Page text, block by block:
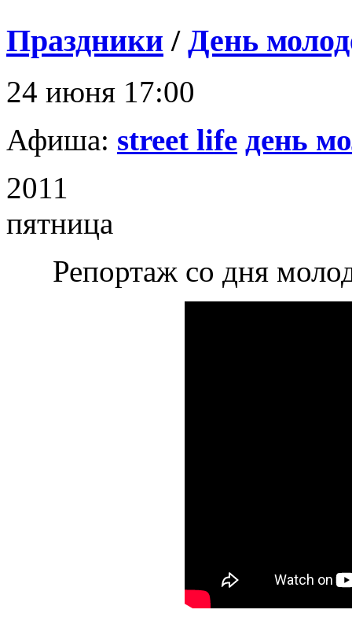
Праздники / День
24 июня 17:00
Афиша: street life день
2011
пятница
Репортаж со дня